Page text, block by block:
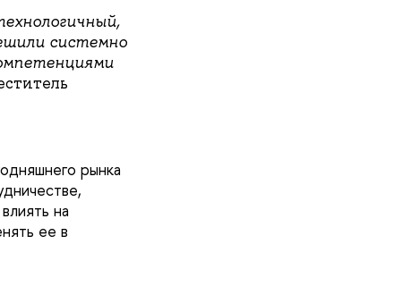
системно
рынка
на
ее в